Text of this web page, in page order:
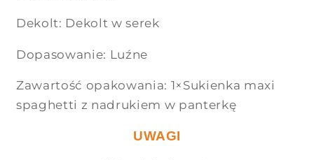
Dekolt: Dekolt w serek
Dopasowanie: Luźne
Zawartość opakowania: 1×Sukienka maxi
spaghetti z nadrukiem w panterkę
UWAGI